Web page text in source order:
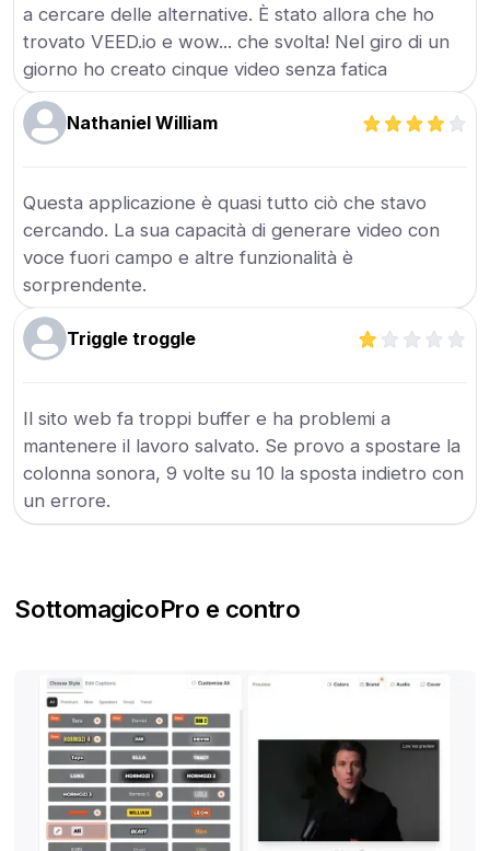
a cercare delle alternative. È stato allora che ho
trovato VEED.io e wow... che svolta! Nel giro di un
giorno ho creato cinque video senza fatica
Nathaniel William
Questa applicazione è quasi tutto ciò che stavo
cercando. La sua capacità di generare video con
voce fuori campo e altre funzionalità è
sorprendente.
Triggle troggle
Il sito web fa troppi buffer e ha problemi a
mantenere il lavoro salvato. Se provo a spostare la
colonna sonora, 9 volte su 10 la sposta indietro con
un errore.
SottomagicoPro e contro